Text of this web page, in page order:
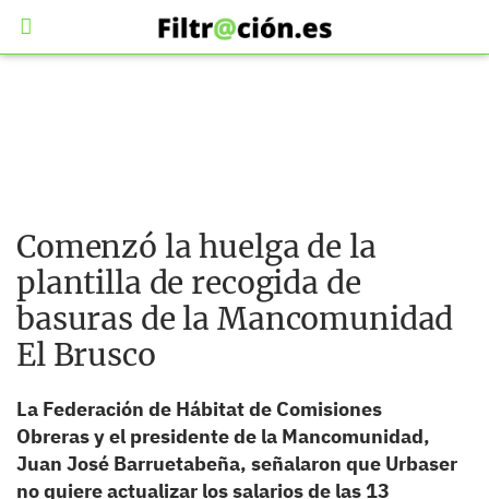
Comenzó la huelga de la
plantilla de recogida de
basuras de la Mancomunidad
El Brusco
La Federación de Hábitat de Comisiones
Obreras y el presidente de la Mancomunidad,
Juan José Barruetabeña, señalaron que Urbaser
no quiere actualizar los salarios de las 13